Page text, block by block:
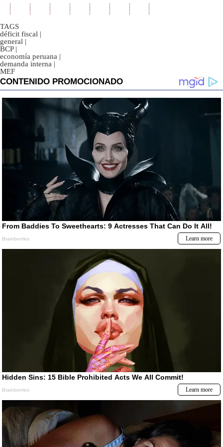
TAGS
déficit fiscal |
general |
BCP |
economía peruana |
demanda interna |
MEF